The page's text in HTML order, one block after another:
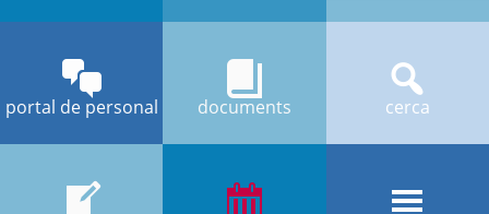
portal de personal documents cerca